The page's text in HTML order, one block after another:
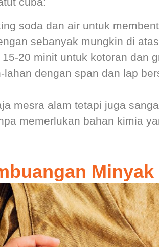
soda dan air untuk
sebanyak mungkin di
20 minit untuk kotoran dan
lahan dengan span dan lap
mesra alam tetapi juga
memerlukan bahan kimia